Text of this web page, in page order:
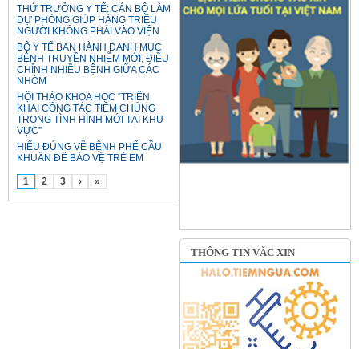
THỨ TRƯỞNG Y TẾ: CÁN BỘ LÀM
DỰ PHÒNG GIÚP HÀNG TRIỆU
NGƯỜI KHÔNG PHẢI VÀO VIỆN
BỘ Y TẾ BAN HÀNH DANH MỤC
BỆNH TRUYỀN NHIỄM MỚI, ĐIỀU
CHỈNH NHIỀU BỆNH GIỮA CÁC
NHÓM
HỘI THẢO KHOA HỌC “TRIỂN
KHAI CÔNG TÁC TIÊM CHỦNG
TRONG TÌNH HÌNH MỚI TẠI KHU
VỰC”
HIỂU ĐÚNG VỀ BỆNH PHẾ CẦU
KHUẨN ĐỂ BẢO VỆ TRẺ EM
1 2 3 › »
THÔNG TIN VẮC XIN